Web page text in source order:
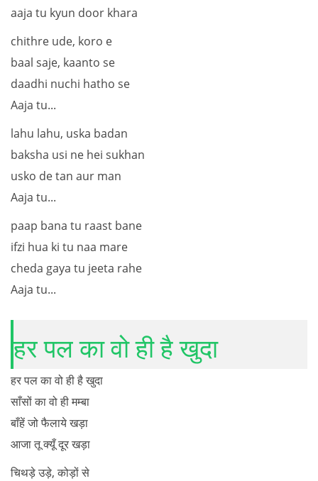
aaja tu kyun door khara
chithre ude, koro e
baal saje, kaanto se
daadhi nuchi hatho se
Aaja tu...
lahu lahu, uska badan
baksha usi ne hei sukhan
usko de tan aur man
Aaja tu...
paap bana tu raast bane
ifzi hua ki tu naa mare
cheda gaya tu jeeta rahe
Aaja tu...
हर पल का वो ही है खुदा
हर पल का वो ही है खुदा
साँसों का वो ही मम्बा
बाँहें जो फैलाये खड़ा
आजा तू क्यूँ दूर खड़ा
चिथड़े उड़े, कोड़ों से